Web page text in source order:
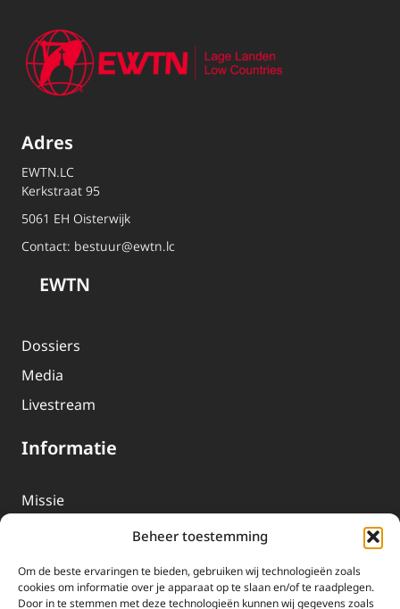
Beheer toestemming
Om de beste ervaringen te bieden, gebruiken wij technologieën zoals
cookies om informatie over je apparaat op te slaan en/of te raadplegen.
Door in te stemmen met deze technologieën kunnen wij gegevens zoals
Adres
EWTN.LC
Kerkstraat 95
5061 EH Oisterwijk
Contact: bestuur@ewtn.lc
EWTN
Dossiers
Media
Livestream
Informatie
Missie
EWTN-Team